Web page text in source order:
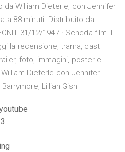
William Dieterle, con Jennifer
88 minuti. Distribuito da
31/12/1947 · Scheda film Il
la recensione, trama, cast
foto, immagini, poster e
Dieterle con Jennifer
Lillian Gish